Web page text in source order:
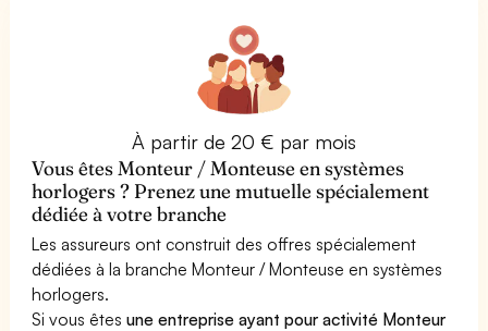
À partir de 20 € par mois
Vous êtes Monteur / Monteuse en systèmes
horlogers ? Prenez une mutuelle spécialement
dédiée à votre branche
Les assureurs ont construit des offres spécialement
dédiées à la branche Monteur / Monteuse en systèmes
horlogers.
Si vous êtesune entreprise ayant pour activité Monteur